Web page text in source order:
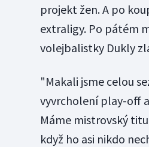
projekt žen. A po
extraligy. Po pátém
volejbalistky Dukly
"Makali jsme celou
vyvrcholení play-off
Máme mistrovský
když ho asi nikdo